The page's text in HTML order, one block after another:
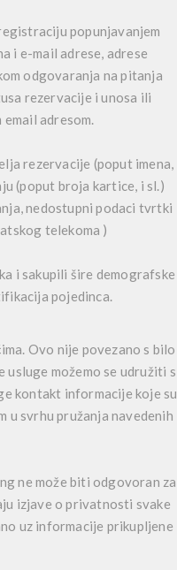
popunjavanjem
i e-mail adrese, adrese
odgovaranja na pitanja
rezervacije i unosa ili
adresom.
rezervacije (poput imena,
(poput broja kartice, i sl.)
nedostupni podaci tvrtki
telekoma )
i sakupili šire demografske
pojedinca.
Ovo nije povezano s bilo
usluge možemo se udružiti s
kontakt informacije koje su
u svrhu pružanja navedenih
ne može biti odgovoran za
izjave o privatnosti svake
uz informacije prikupljene